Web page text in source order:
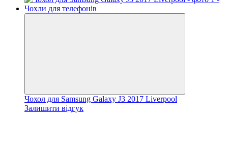
Чохол для Samsung Galaxy J3 2017 Liverpool
Залишити відгук